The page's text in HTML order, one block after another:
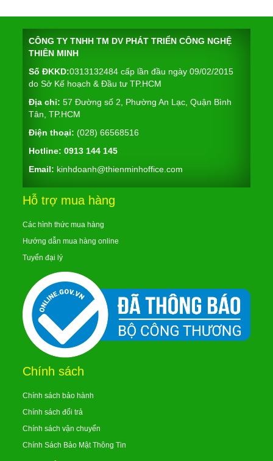
CÔNG TY TNHH TM DV PHÁT TRIỂN CÔNG NGHỆ
THIÊN MINH
Số ĐKKD:0313132484 cấp lần đầu ngày 09/02/2015
do Sở Kế hoạch & Đầu tư TP.HCM
Địa chỉ: 57 Đường số 2, Phường An Lạc, Quận Bình
Tân, TP.HCM
Điện thoại: (028) 66568516
Hotline: 0913 144 145
Email: kinhdoanh@thienminhoffice.com
Hỗ trợ mua hàng
Các hình thức mua hàng
Hướng dẫn mua hàng online
Tuyển đại lý
Chính sách
Chính sách bảo hành
Chính sách đổi trả
Chính sách vận chuyển
Chính Sách Bảo Mật Thông Tin